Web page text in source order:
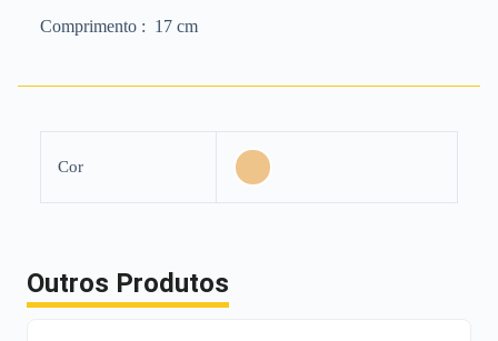
Comprimento : 17 cm
Cor
Outros Produtos